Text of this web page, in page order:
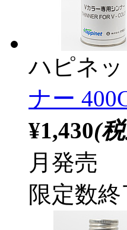
ハピネ
ナー
¥1,430(
月発売
限定数終